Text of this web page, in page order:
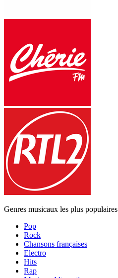
Genres musicaux les plus populaires
Pop
Rock
Chansons françaises
Electro
Hits
Rap